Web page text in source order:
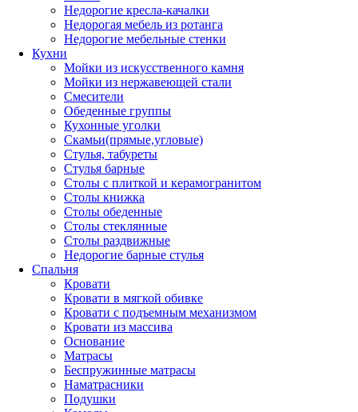
Недорогие кресла-качалки
Недорогая мебель из ротанга
Недорогие мебельные стенки
Кухни
Мойки из искусственного камня
Мойки из нержавеющей стали
Смесители
Обеденные группы
Кухонные уголки
Скамьи(прямые,угловые)
Стулья, табуреты
Стулья барные
Столы с плиткой и керамогранитом
Столы книжка
Столы обеденные
Столы стеклянные
Столы раздвижные
Недорогие барные стулья
Спальня
Кровати
Кровати в мягкой обивке
Кровати с подъемным механизмом
Кровати из массива
Основание
Матрасы
Беспружинные матрасы
Наматрасники
Подушки